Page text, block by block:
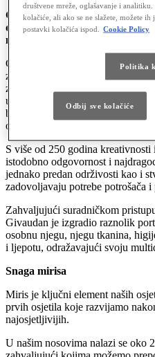
Givaudan je svjetski lider u
dobrobiti, što ga čini idealnim
novih osjetilnih iskustava.
Givaudan slavi ljepotu ljudskog
zdraviji život, s dubokim
za mirise i ljepotu stvara
uspomene te razvija inovativna
blagostanja koja ljudima diljem
osjećaju se dobro.
S više od 250 godina
istodobno odgovornost i
jednako predan održivosti kao i
zadovoljavaju potrebe potrošača
Zahvaljujući suradničkom
Givaudan je izgradio raznolik
osobnu njegu, njegu tkanina,
i ljepotu, odražavajući svoju
Snaga mirisa
Miris je ključni element naših
prvih osjetila koje razvijamo
najosjetljivijih.
U našim nosovima nalazi se oko
društvene mreže, oglašavanje i
kolačiće, ali ako se ne slažete, možete
postavki kolačića ispod. Cookie Policy
Politika
Odbij sve kolačiće